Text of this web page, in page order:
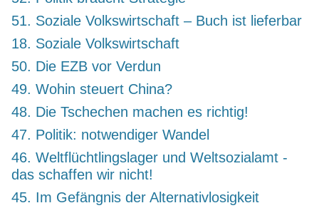
51. Soziale Volkswirtschaft – Buch ist lieferbar
18. Soziale Volkswirtschaft
50. Die EZB vor Verdun
49. Wohin steuert China?
48. Die Tschechen machen es richtig!
47. Politik: notwendiger Wandel
46. Weltflüchtlingslager und Weltsozialamt -
das schaffen wir nicht!
45. Im Gefängnis der Alternativlosigkeit